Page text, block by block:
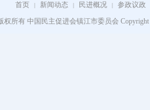
首页 | 新闻动态 | 民进概况 |
参政议政
权所有 中国民主促进会镇江市委员会 Copyright